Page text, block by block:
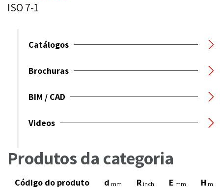
ISO 7-1
Catálogos
Brochuras
BIM / CAD
Videos
Produtos da categoria
Código do produto d mm R inch E mm H mm